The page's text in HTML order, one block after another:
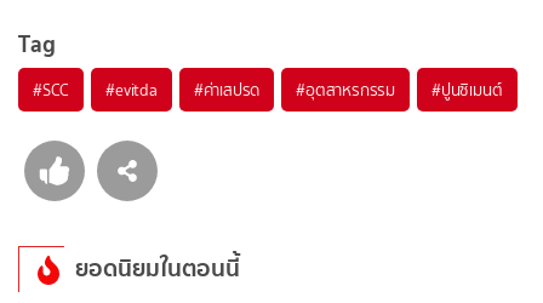
Tag
#SCC #evitda #ค่าเสปรด #อุตสาหรกรรม #ปูนซิเมนต์
ยอดนิยมในตอนนี้